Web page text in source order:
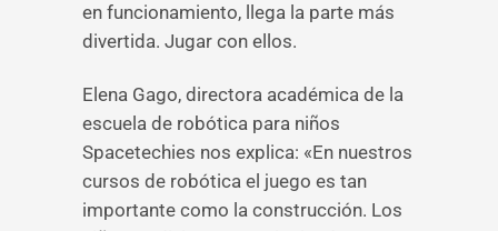
en funcionamiento, llega la parte más
divertida. Jugar con ellos.
Elena Gago, directora académica de la
escuela de robótica para niños
Spacetechies nos explica: «En nuestros
cursos de robótica el juego es tan
importante como la construcción. Los